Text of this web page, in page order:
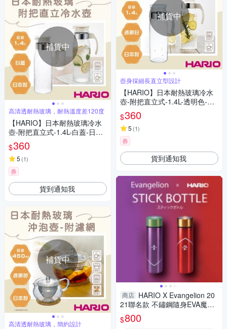
補貨中
高清透耐熱玻璃，耐熱溫度差120度
【HARIO】日本耐熱玻璃冷水
壺-附把直立式-1.4L-白蓋-日本
製(RPLN-14-OW)
$360
5 (1)
券
貨到通知我
補貨中
高清透耐熱玻璃，簡約設計
補貨中
壺身採細長直立型設計
【HARIO】日本耐熱玻璃冷水
壺-附把直立式-1.4L-透明色-日
本製(RPBN-14-TW)
$360
5 (1)
券
貨到通知我
商店 HARIO X Evangelion 20
21聯名款 不鏽鋼隨身EVA魔法
瓶 140mL 新世紀福音戰士 初
號機 2號機
$800